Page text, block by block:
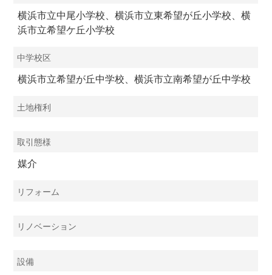
横浜市立中尾小学校、横浜市立東希望が丘小学校、横
浜市立希望ケ丘小学校
中学校区
横浜市立希望が丘中学校、横浜市立南希望が丘中学校
土地権利
取引態様
媒介
リフォーム
リノベーション
設備